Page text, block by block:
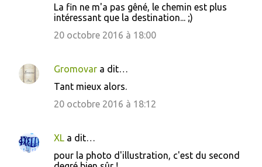
La fin ne m'a pas gêné, le chemin est plus
intéressant que la destination... ;)
20 octobre 2016 à 18:00
Gromovar a dit…
Tant mieux alors.
20 octobre 2016 à 18:12
XL a dit…
pour la photo d'illustration, c'est du second